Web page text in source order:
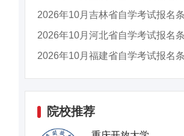
2026年10月吉林省自学考试报名
2026年10月河北省自学考试报名
2026年10月福建省自学考试报名
院校推荐